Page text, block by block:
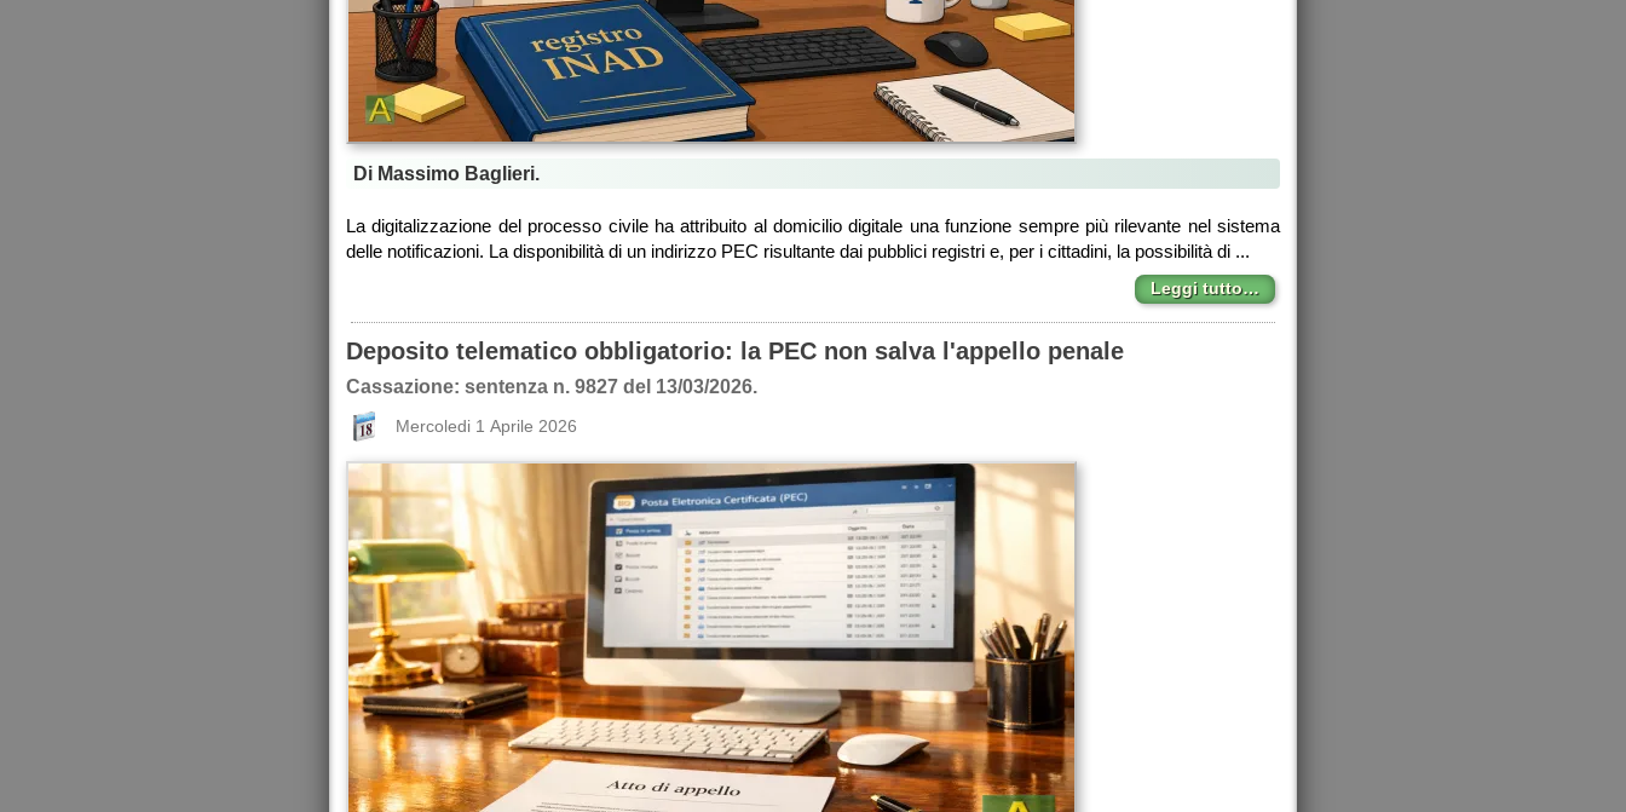
Di Massimo Baglieri.
La digitalizzazione del processo civile ha attribuito al domicilio digitale una funzione sempre più rilevante nel sistema
delle notificazioni. La disponibilità di un indirizzo PEC risultante dai pubblici registri e, per i cittadini, la possibilità di ...
Leggi tutto…
Deposito telematico obbligatorio: la PEC non salva l'appello penale
Cassazione: sentenza n. 9827 del 13/03/2026.
Mercoledi 1 Aprile 2026